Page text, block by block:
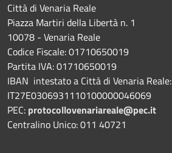
Città di Venaria Reale
Piazza Martiri della Libertà n. 1
10078 - Venaria Reale
Codice Fiscale: 01710650019
Partita IVA: 01710650019
IBAN intestato a Città di Venaria Reale:
IT27E0306931110100000046069
PEC: protocollovenariareale@pec.it
Centralino Unico: 011 40721